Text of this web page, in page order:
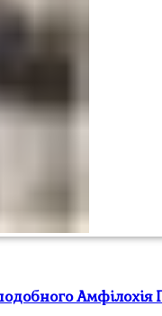
Амфілохія